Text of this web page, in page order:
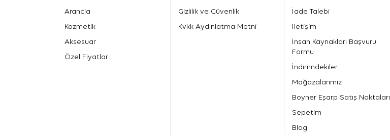
Arancia
Kozmetik
Aksesuar
Özel Fiyatlar
Gizlilik ve Güvenlik
Kvkk Aydınlatma Metni
İade Talebi
İletişim
İnsan Kaynakları Başvuru
Formu
İndirimdekiler
Mağazalarımız
Boyner Eşarp Satış Noktaları
Sepetim
Blog